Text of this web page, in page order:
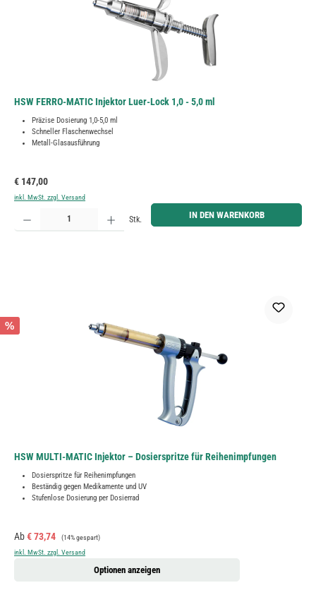
HSW FERRO-MATIC Injektor Luer-Lock 1,0 - 5,0 ml
Präzise Dosierung 1,0-5,0 ml
Schneller Flaschenwechsel
Metall-Glasausführung
Regulärer Preis:
€ 147,00
inkl. MwSt. zzgl. Versand
Produkt Anzahl: Gib den gewünschten Wert ein oder benutze die Schaltflächen um die Anzahl zu
Stk. IN DEN WARENKORB
%
HSW MULTI-MATIC Injektor – Dosierspritze für Reihenimpfungen
Dosierspritze für Reihenimpfungen
Beständig gegen Medikamente und UV
Stufenlose Dosierung per Dosierrad
Verkaufspreis:
Ab€ 73,74 Regulärer Preis:
(14% gespart)
inkl. MwSt. zzgl. Versand
Optionen anzeigen